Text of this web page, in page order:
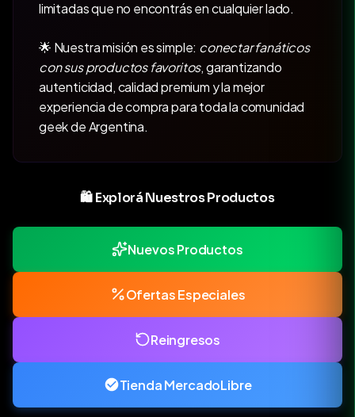
limitadas que no encontrás en cualquier lado.
🌟 Nuestra misión es simple: conectar fanáticos
con sus productos favoritos, garantizando
autenticidad, calidad premium y la mejor
experiencia de compra para toda la comunidad
geek de Argentina.
🛍️ Explorá Nuestros Productos
Nuevos Productos
Ofertas Especiales
Reingresos
Tienda MercadoLibre